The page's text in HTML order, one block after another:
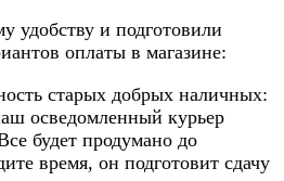
удобству и подготовили
оплаты в магазине:
старых добрых наличных:
осведомленный курьер
будет продумано до
время, он подготовит сдачу